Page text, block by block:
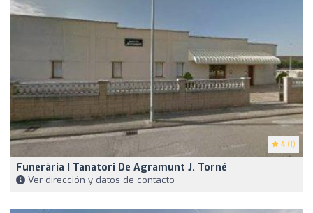
4 (1)
Funerària I Tanatori De Agramunt J. Torné
Ver dirección y datos de contacto